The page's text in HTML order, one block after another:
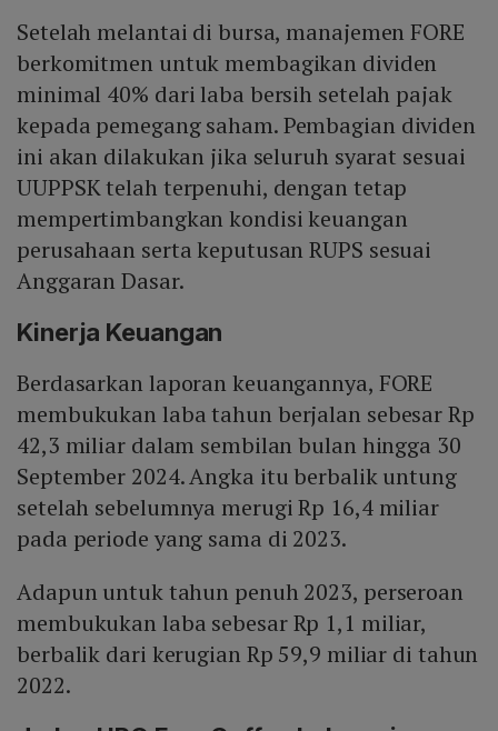
Setelah melantai di bursa, manajemen FORE
berkomitmen untuk membagikan dividen
minimal 40% dari laba bersih setelah pajak
kepada pemegang saham. Pembagian dividen
ini akan dilakukan jika seluruh syarat sesuai
UUPPSK telah terpenuhi, dengan tetap
mempertimbangkan kondisi keuangan
perusahaan serta keputusan RUPS sesuai
Anggaran Dasar.
Kinerja Keuangan
Berdasarkan laporan keuangannya, FORE
membukukan laba tahun berjalan sebesar Rp
42,3 miliar dalam sembilan bulan hingga 30
September 2024. Angka itu berbalik untung
setelah sebelumnya merugi Rp 16,4 miliar
pada periode yang sama di 2023.
Adapun untuk tahun penuh 2023, perseroan
membukukan laba sebesar Rp 1,1 miliar,
berbalik dari kerugian Rp 59,9 miliar di tahun
2022.